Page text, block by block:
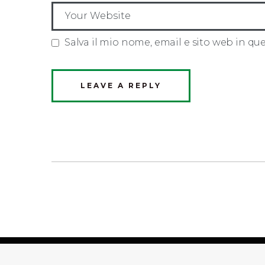
Salva il mio nome, email e sito web in